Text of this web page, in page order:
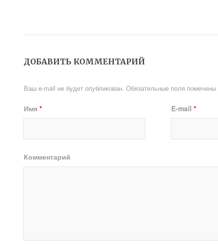
ДОБАВИТЬ КОММЕНТАРИЙ
Ваш e-mail не будет опубликован. Обязательные поля помечены
Имя * E-mail *
Комментарий